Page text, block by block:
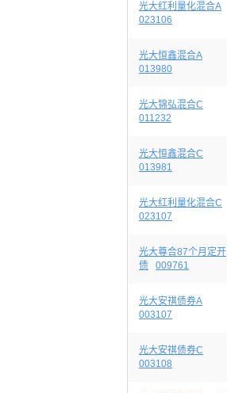
光大红利量化混合A
023106
光大恒鑫混合A
013980
光大锦弘混合C
011232
光大恒鑫混合C
013981
光大红利量化混合C
023107
光大尊合87个月定开
债
009761
光大安祺债券A
003107
光大安祺债券C
003108